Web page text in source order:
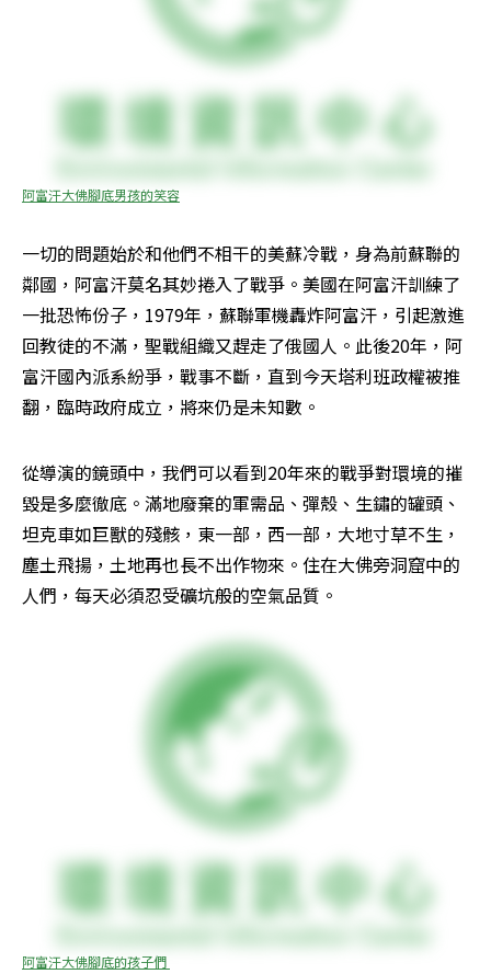
阿富汗大佛腳底男孩的笑容
一切的問題始於和他們不相干的美蘇冷戰，身為前蘇聯的
鄰國，阿富汗莫名其妙捲入了戰爭。美國在阿富汗訓練了
一批恐怖份子，1979年，蘇聯軍機轟炸阿富汗，引起激進
回教徒的不滿，聖戰組織又趕走了俄國人。此後20年，阿
富汗國內派系紛爭，戰事不斷，直到今天塔利班政權被推
翻，臨時政府成立，將來仍是未知數。
從導演的鏡頭中，我們可以看到20年來的戰爭對環境的摧
毀是多麼徹底。滿地廢棄的軍需品、彈殼、生鏽的罐頭、
坦克車如巨獸的殘骸，東一部，西一部，大地寸草不生，
塵土飛揚，土地再也長不出作物來。住在大佛旁洞窟中的
人們，每天必須忍受礦坑般的空氣品質。
阿富汗大佛腳底的孩子們